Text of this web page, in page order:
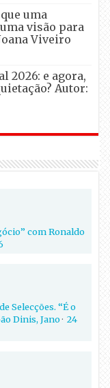
uma
visão para
Viveiro
2026: e agora,
Autor:
com Ronaldo
Selecções. “É o
Dinis, Jano·24